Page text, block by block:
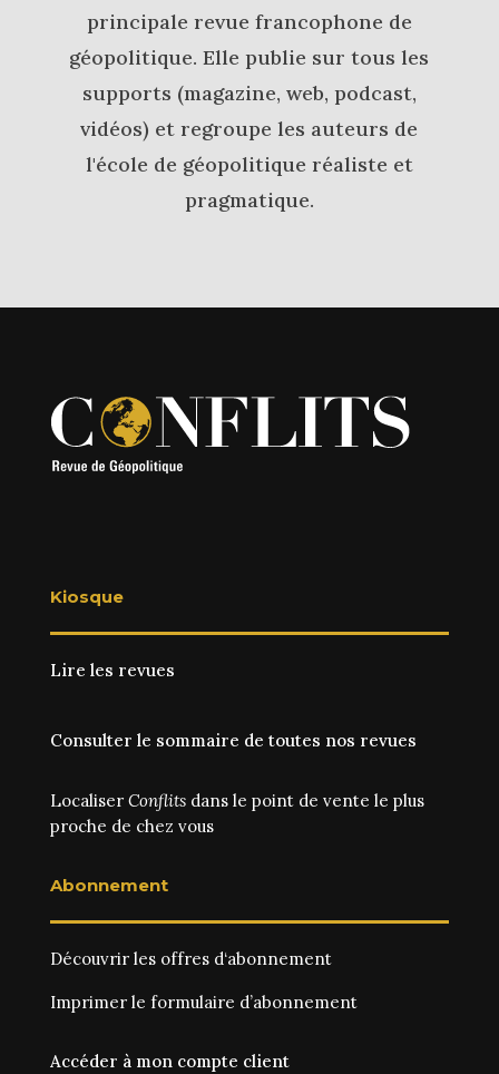
principale revue francophone de
géopolitique. Elle publie sur tous les
supports (magazine, web, podcast,
vidéos) et regroupe les auteurs de
l'école de géopolitique réaliste et
pragmatique.
Kiosque
Lire les revues
Consulter le sommaire de toutes nos revues
Localiser Conflitsdans le point de vente le plus
proche de chez vous
Abonnement
Découvrir les offres d‘abonnement
Imprimer le formulaire d’abonnement
Accéder à mon compte client